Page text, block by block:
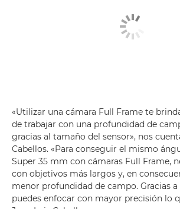
«Utilizar una cámara Full Frame te
de trabajar con una profundidad de
gracias al tamaño del sensor», nos
Cabellos. «Para conseguir el mismo
Super 35 mm con cámaras Full Frame,
con objetivos más largos y, en
menor profundidad de campo. Gracias a
puedes enfocar con mayor precisión lo